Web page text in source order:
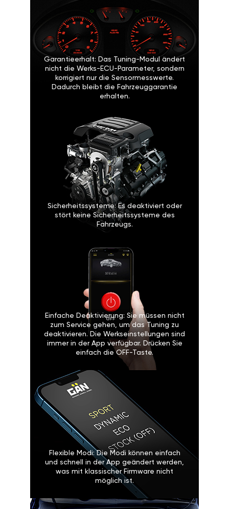
Garantieerhalt: Das Tuning-Modul ändert
nicht die Werks-ECU-Parameter, sondern
korrigiert nur die Sensormesswerte.
Dadurch bleibt die Fahrzeuggarantie
erhalten.
Sicherheitssysteme: Es deaktiviert oder
stört keine Sicherheitssysteme des
Fahrzeugs.
Einfache Deaktivierung: Sie müssen nicht
zum Service gehen, um das Tuning zu
deaktivieren. Die Werkseinstellungen sind
immer in der App verfügbar. Drücken Sie
einfach die OFF-Taste.
Flexible Modi: Die Modi können einfach
und schnell in der App geändert werden,
was mit klassischer Firmware nicht
möglich ist.